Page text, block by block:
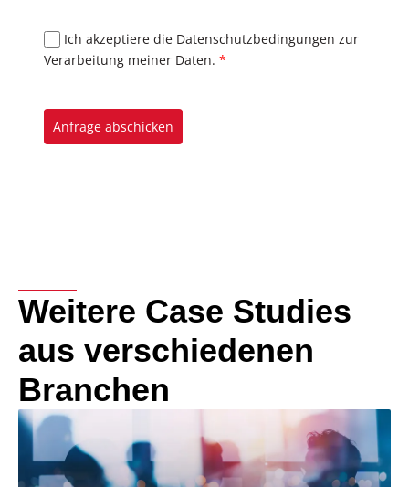
Weitere Case Studies
aus verschiedenen
Branchen